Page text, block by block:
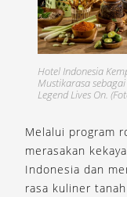
Hotel Indonesia
Mustikarasa
Legend Lives On.
Melalui program
merasakan
Indonesia dan
rasa kuliner